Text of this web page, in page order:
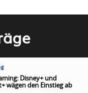
Disney+ und
wägen den Einstieg ab